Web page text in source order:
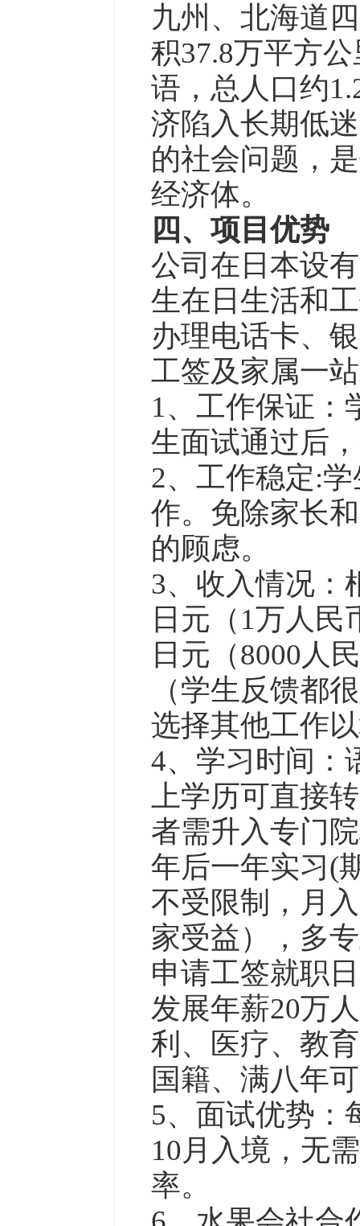
九州、北海道
积37.8万平方
语，总人口约
济陷入长期低
的社会问题，
经济体。
四、项目优势
公司在日本设
生在日生活和
办理电话卡、
工签及家属一
1、工作保证：
生面试通过后
2、工作稳定:
作。免除家长
的顾虑。
3、收入情况：
日元（1万人民
日元（8000人
（学生反馈都
选择其他工作
4、学习时间：
上学历可直接
者需升入专门
年后一年实习(
不受限制，月
家受益），多
申请工签就职
发展年薪20万
利、医疗、教
国籍、满八年
5、面试优势：
10月入境，无
率。